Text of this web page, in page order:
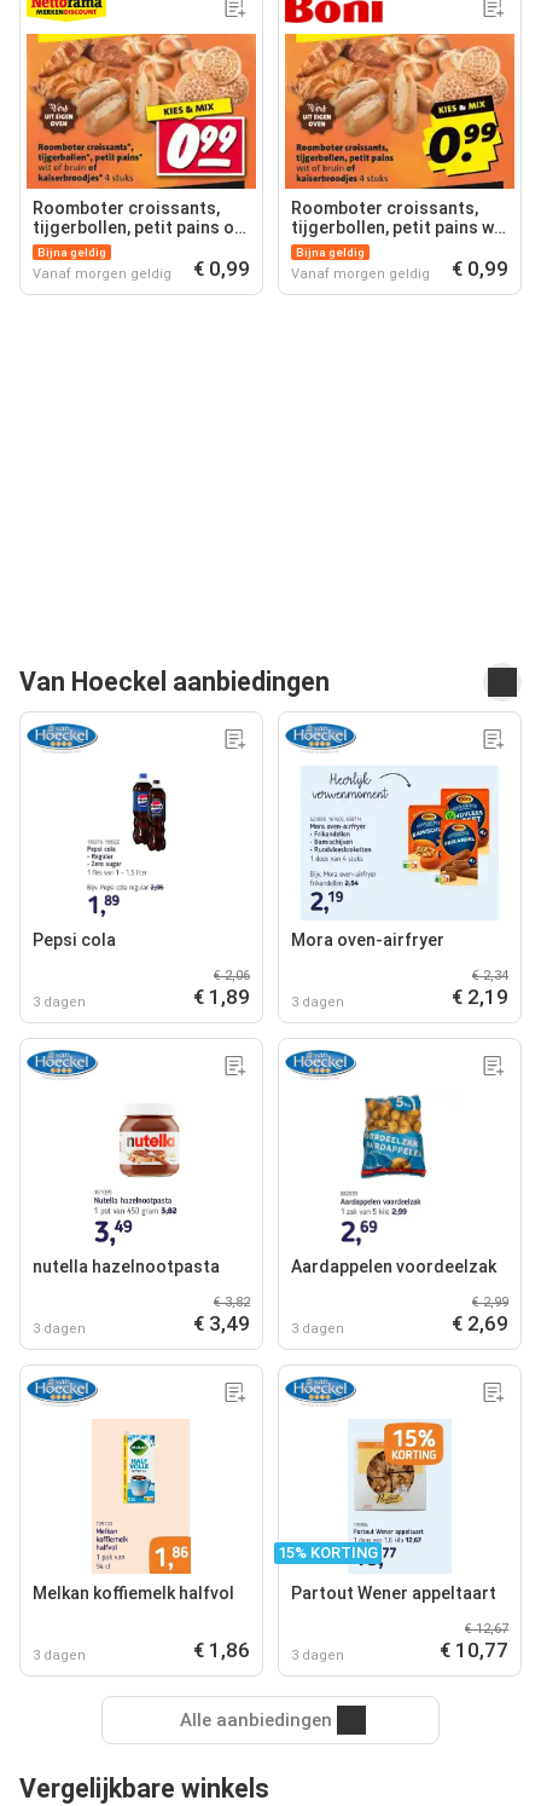
Roomboter croissants,
tijgerbollen, petit pains of
kaiserbroodjes
Bijna geldig
Vanaf morgen geldig € 0,99
Roomboter croissants,
tijgerbollen, petit pains wit
of bruin of kaiserbroodjes
Bijna geldig
Vanaf morgen geldig € 0,99
Van Hoeckel aanbiedingen
Pepsi cola
3 dagen
€ 2,06
€ 1,89
Mora oven-airfryer
3 dagen
€ 2,34
€ 2,19
nutella hazelnootpasta
3 dagen
€ 3,82
€ 3,49
Aardappelen voordeelzak
3 dagen
€ 2,99
€ 2,69
Melkan koffiemelk halfvol
3 dagen € 1,86
15% KORTING
Partout Wener appeltaart
3 dagen
€ 12,67
€ 10,77
Alle aanbiedingen
Vergelijkbare winkels